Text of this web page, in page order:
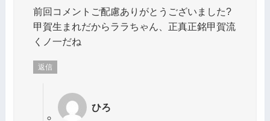
前回コメントご配慮ありがとうございました?
甲賀生まれだからララちゃん、正真正銘甲賀流
くノ一だね
返信
ひろ